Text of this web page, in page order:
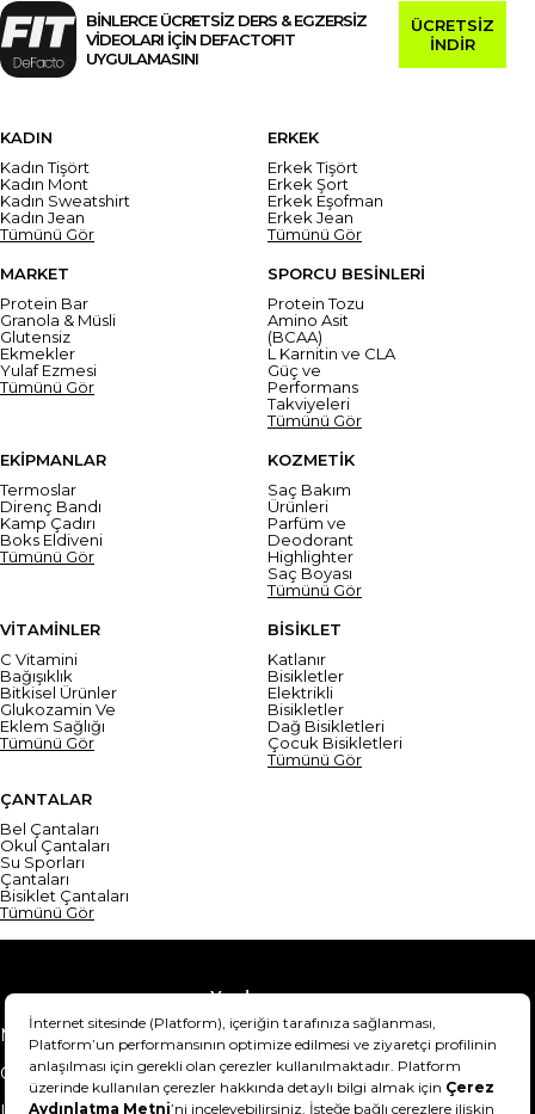
BİNLERCE ÜCRETSİZ DERS & EGZERSİZ
VİDEOLARI İÇİN DEFACTOFIT
UYGULAMASINI
ÜCRETSİZ
İNDİR
KADIN
Kadın Tişört
Kadın Mont
Kadın Sweatshirt
Kadın Jean
Tümünü Gör
ERKEK
Erkek Tişört
Erkek Şort
Erkek Eşofman
Erkek Jean
Tümünü Gör
MARKET
Protein Bar
Granola & Müsli
Glutensiz
Ekmekler
Yulaf Ezmesi
Tümünü Gör
SPORCU BESİNLERİ
Protein Tozu
Amino Asit
(BCAA)
L Karnitin ve CLA
Güç ve
Performans
Takviyeleri
Tümünü Gör
EKİPMANLAR
Termoslar
Direnç Bandı
Kamp Çadırı
Boks Eldiveni
Tümünü Gör
KOZMETİK
Saç Bakım
Ürünleri
Parfüm ve
Deodorant
Highlighter
Saç Boyası
Tümünü Gör
VİTAMİNLER
C Vitamini
Bağışıklık
Bitkisel Ürünler
Glukozamin Ve
Eklem Sağlığı
Tümünü Gör
BİSİKLET
Katlanır
Bisikletler
Elektrikli
Bisikletler
Dağ Bisikletleri
Çocuk Bisikletleri
Tümünü Gör
ÇANTALAR
Bel Çantaları
Okul Çantaları
Su Sporları
Çantaları
Bisiklet Çantaları
Tümünü Gör
Yardım
Mesafeli Satış Sözleşmesi
Teslimat Bilgisi
Gizlilik Sözleşmesi
Şartlar & Koşullar